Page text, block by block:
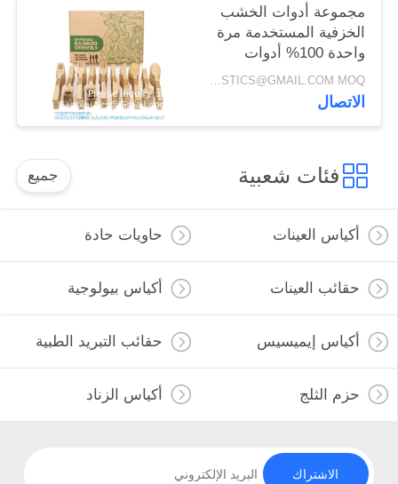
مجموعة أدوات الخشب
الخزفية المستخدمة مرة
واحدة 100% أدوات
طبيعية صديقة للبيئة قابلة
للتحلل البيولوجي
INQUIRY: BAGPLASTICS@GMAIL.COM MOQ:الـ (واتس اب) +8613780964661
الاتصال
فئات شعبية جميع
أكياس العينات حاويات حادة
حقائب العينات أكياس بيولوجية
أكياس إيميسيس حقائب التبريد الطبية
حزم الثلج أكياس الزناد
الاشتراك